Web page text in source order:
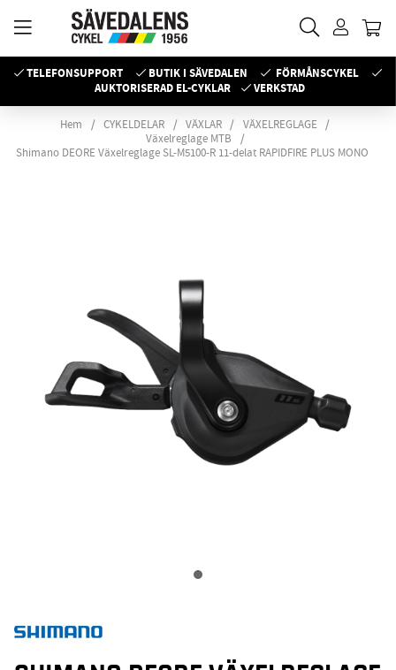
TELEFONSUPPORT BUTIK I SÄVEDALEN
FÖRMÅNSCYKEL
AUKTORISERAD EL-CYKLAR
VERKSTAD
Hem CYKELDELAR VÄXLAR
VÄXELREGLAGE
Växelreglage MTB
Shimano DEORE Växelreglage SL-M5100-R 11-delat RAPIDFIRE PLUS MONO